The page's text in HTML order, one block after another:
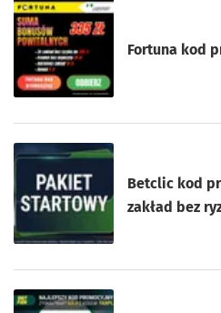
Fortuna kod
Betclic kod
zakład bez